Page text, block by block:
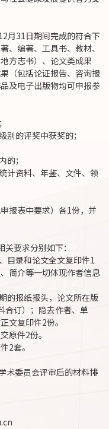
月31日期间完成的符合下
、编著、工具书、教材、
方志书）、论文类成果
（包括论证报告、咨询报
及电子出版物均可申报参
别的评奖中获奖的；
的；
计资料、年鉴、文件、领
报表中要求）各1份，并
关要求分别如下：
目录和论文全文复印件1
简介等一切体现作者信息
的报纸报头，论文所在版
合订）；隐去作者、单
文复印件2份。
原件2份。
2套。
术委员会评审后的材料排